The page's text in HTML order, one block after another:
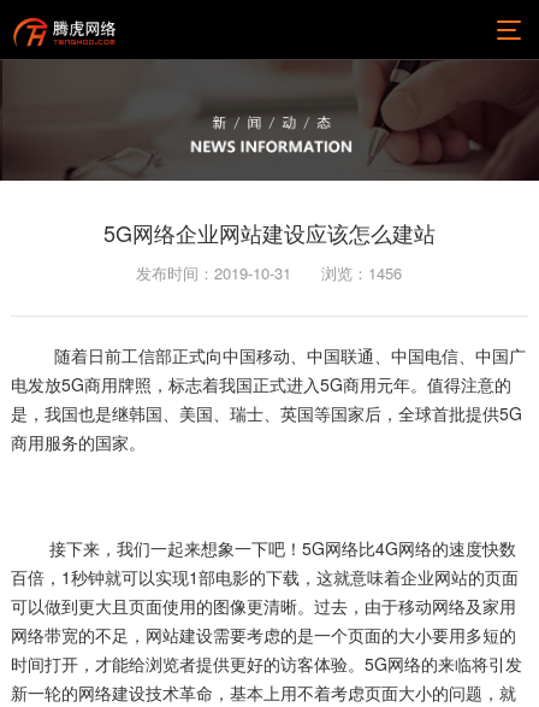
5G网络企业网站建设应该怎么建站
发布时间：2019-10-31 浏览： 1456
随着日前工信部正式向中国移动、中国联通、中国电信、中国广
电发放5G商用牌照，标志着我国正式进入5G商用元年。值得注意的
是，我国也是继韩国、美国、瑞士、英国等国家后，全球首批提供5G
商用服务的国家。
接下来，我们一起来想象一下吧！5G网络比4G网络的速度快数
百倍，1秒钟就可以实现1部电影的下载，这就意味着企业网站的页面
可以做到更大且页面使用的图像更清晰。过去，由于移动网络及家用
网络带宽的不足，网站建设需要考虑的是一个页面的大小要用多短的
时间打开，才能给浏览者提供更好的访客体验。5G网络的来临将引发
新一轮的网络建设技术革命，基本上用不着考虑页面大小的问题，就